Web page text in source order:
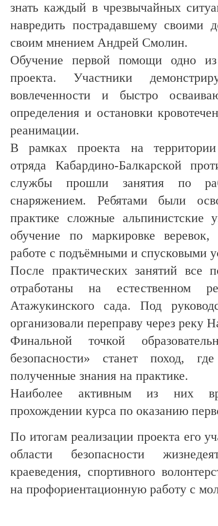
знать каждый в чрезвычайных
навредить пострадавшему своими
своим мнением Андрей Смолин.
Обучение первой помощи одно
проекта. Участники
вовлеченности и быстро
определения и остановки
реанимации.
В рамках проекта на территории
отряда Кабардино-Балкарской
службы прошли занятия по
снаряжением. Ребятами были
практике сложные
обучение по маркировке веревок,
работе с подъёмными и спусковыми
После практических занятий все
отработаны на естественном
Атажукинского сада. Под
организовали переправу через реку
Финальной точкой
безопасности» станет поход,
полученные знания на практике.
Наиболее активным из них
прохождении курса по оказанию
По итогам реализации проекта его
области безопасности
краеведения, спортивного
на профориентационную работу с